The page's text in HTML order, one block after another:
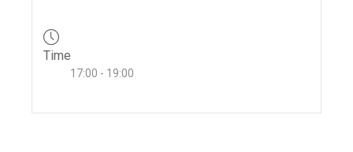
Time
17:00 - 19:00